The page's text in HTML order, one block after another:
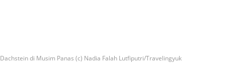
Dachstein di Musim Panas (c) Nadia Falah Lutfiputri/Travelingyuk